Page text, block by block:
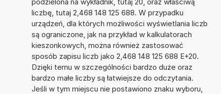
liczbę, tutaj 2,468 148 125 688. W przypadku
urządzeń, dla których możliwości wyświetlania liczb
są ograniczone, jak na przykład w kalkulatorach
kieszonkowych, można również zastosować
sposób zapisu liczb jako 2,468 148 125 688 E+20.
Dzięki temu w szczególności bardzo duże oraz
bardzo małe liczby są łatwiejsze do odczytania.
Jeśli w tym miejscu nie postawiono znaku wyboru,